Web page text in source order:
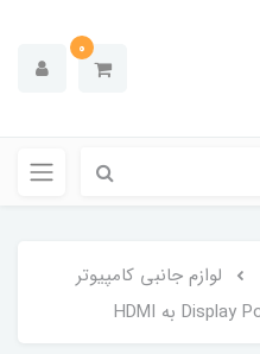
0
لوازم جانبی کامپیوتر